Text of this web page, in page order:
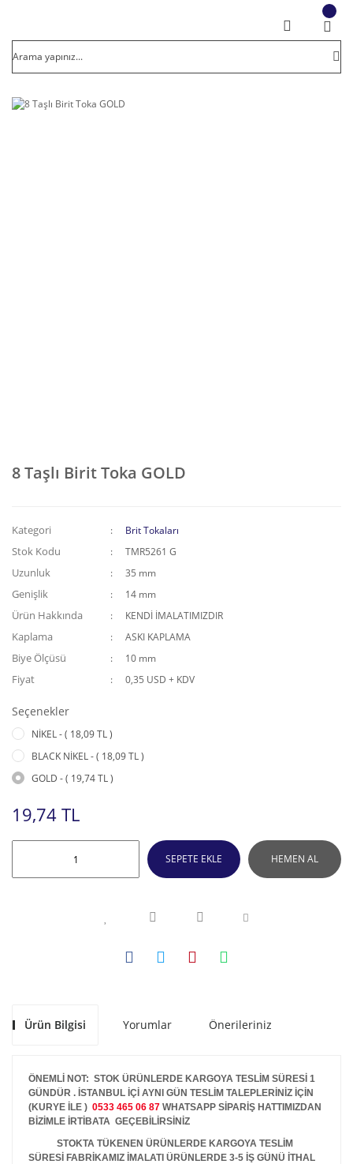
8 Taşlı Birit Toka GOLD
Kategori Brit Tokaları
Stok Kodu TMR5261 G
Uzunluk 35 mm
Genişlik 14 mm
Ürün Hakkında KENDİ İMALATIMIZDIR
Kaplama ASKI KAPLAMA
Biye Ölçüsü 10 mm
Fiyat 0,35 USD + KDV
Seçenekler
NİKEL - ( 18,09 TL )
BLACK NİKEL - ( 18,09 TL )
GOLD - ( 19,74 TL )
19,74 TL
SEPETE EKLE HEMEN AL
Ürün Bilgisi Yorumlar Önerileriniz
ÖNEMLİ NOT: STOK ÜRÜNLERDE KARGOYA TESLİM SÜRESİ 1
GÜNDÜR . İSTANBUL İÇİ AYNI GÜN TESLİM TALEPLERİNİZ İÇİN
(KURYE İLE ) 0533 465 06 87 WHATSAPP SİPARİŞ HATTIMIZDAN
BİZİMLE İRTİBATA GEÇEBİLİRSİNİZ
STOKTA TÜKENEN ÜRÜNLERDE KARGOYA TESLİM
SÜRESİ FABRİKAMIZ İMALATI ÜRÜNLERDE 3-5 İŞ GÜNÜ İTHAL